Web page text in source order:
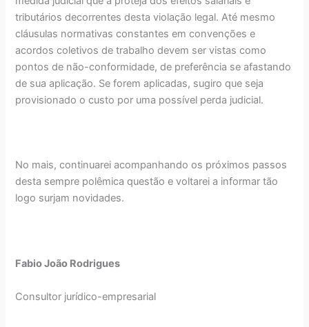
tributários decorrentes desta violação legal. Até mesmo
cláusulas normativas constantes em convenções e
acordos coletivos de trabalho devem ser vistas como
pontos de não-conformidade, de preferência se afastando
de sua aplicação. Se forem aplicadas, sugiro que seja
provisionado o custo por uma possível perda judicial.
No mais, continuarei acompanhando os próximos passos
desta sempre polêmica questão e voltarei a informar tão
logo surjam novidades.
Fabio João Rodrigues
Consultor jurídico-empresarial